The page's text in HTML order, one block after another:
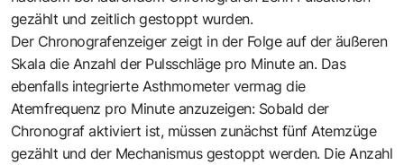
gezählt und zeitlich gestoppt wurden.
Der Chronografenzeiger zeigt in der Folge auf der äußeren
Skala die Anzahl der Pulsschläge pro Minute an. Das
ebenfalls integrierte Asthmometer vermag die
Atemfrequenz pro Minute anzuzeigen: Sobald der
Chronograf aktiviert ist, müssen zunächst fünf Atemzüge
gezählt und der Mechanismus gestoppt werden. Die Anzahl